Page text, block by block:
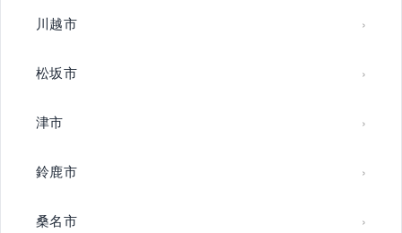
川越市
松坂市
津市
鈴鹿市
桑名市